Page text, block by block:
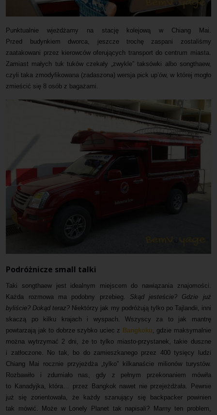
Punktualnie wjeżdżamy na stację kolejową w Chiang Mai.
Przed budynkiem dworca, jeszcze trochę zaspani zostaliśmy
zaatakowani przez kierowców oferujących transport do centrum miasta.
Zamiast małych tuk tuków czekały „zwykle” taksówki albo songthaew,
czyli taka zmodyfikowana (zadaszona) wersja pick up’ów, w której mogło
zmieścić się 8 osób z bagażami.
Podróżnicze small talki
Taki songthaew jest idealnym miejscem do nawiązania znajomości.
Każda rozmowa ma podobny przebieg. Skąd jesteście? Gdzie już
byliście? Dokąd teraz? Niektórzy jak my podróżują tylko po Tajlandii, inni
skaczą po kilku krajach i wyspach. Wszyscy za to jak mantrę
powtarzają jak to dobrze szybko uciec z Bangkoku , gdzie maksymalnie
można wytrzymać 2 dni, że to tylko miasto-przystanek, takie duszne
i zatłoczone. No tak, bo do zamieszkanego przez 400 tysięcy ludzi
Chiang Mai rocznie przyjeżdża „tylko” kilkanaście milionów turystów.
Rozbawiło i zdumiało nas, gdy z pełnym przekonaniem mówiła
to Kanadyjka, która… przez Bangkok nawet nie przejeżdżała. Pewnie
już się zorientowała, że każdy szanujący się backpacker powinien
tak mówić. Może w Lonely Planet tak napisali? Mamy ten problem,